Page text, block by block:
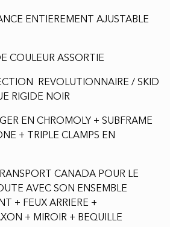
ENTIEREMENT AJUSTABLE
COULEUR ASSORTIE
REVOLUTIONNAIRE / SKID
RIGIDE NOIR
EN CHROMOLY + SUBFRAME
+ TRIPLE CLAMPS EN
CANADA POUR LE
AVEC SON ENSEMBLE
+ FEUX ARRIERE +
+ MIROIR + BEQUILLE